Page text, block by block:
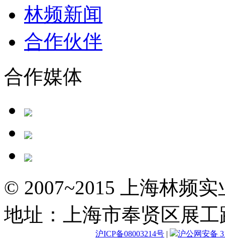
林频新闻
合作伙伴
合作媒体
© 2007~2015 上海林频
地址：上海市奉贤区展工
沪ICP备08003214号 | 沪公网安备